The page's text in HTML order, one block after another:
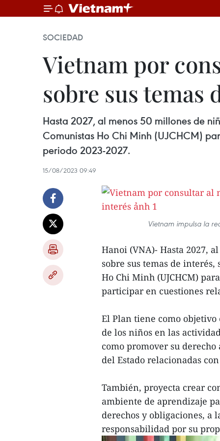
SOCIEDAD
Vietnam por
sobre sus temas
Hasta 2027, al menos 50 millones de
Comunistas Ho Chi Minh (UJCHCM)
periodo 2023-2027.
15/08/2023 09:49
Vietnam impulsa la
Hanoi (VNA)- Hasta 2027,
sobre sus temas de
Ho Chi Minh (UJCHCM)
participar en cuestiones
El Plan tiene como
de los niños en las
como promover su
del Estado relacionadas
También, proyecta crear
ambiente de aprendizaje
derechos y obligaciones, a
responsabilidad por su